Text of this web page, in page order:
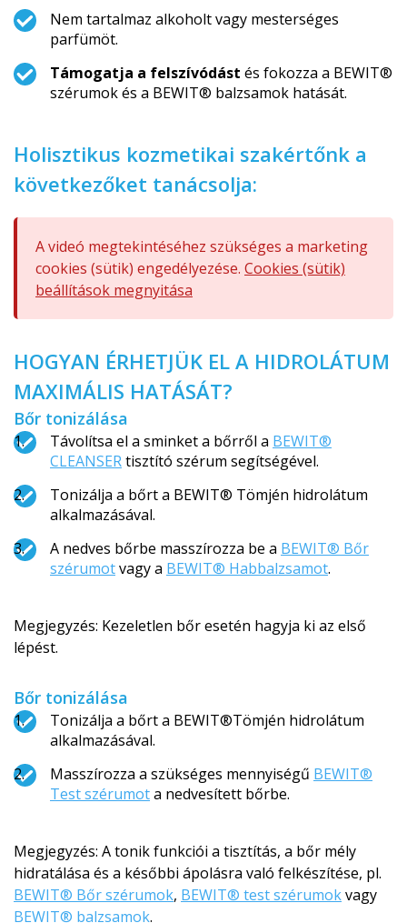
Nem tartalmaz alkoholt vagy mesterséges
parfümöt.
Támogatja a felszívódást és fokozza a BEWIT®
szérumok és a BEWIT® balzsamok hatását.
Holisztikus kozmetikai szakértőnk a
következőket tanácsolja:
A videó megtekintéséhez szükséges a marketing
cookies (sütik) engedélyezése. Cookies (sütik)
beállítások megnyitása
HOGYAN ÉRHETJÜK EL A HIDROLÁTUM
MAXIMÁLIS HATÁSÁT?
Bőr tonizálása
Távolítsa el a sminket a bőrről a BEWIT®
CLEANSERtisztító szérum segítségével.
Tonizálja a bőrt a BEWIT® Tömjén hidrolátum
alkalmazásával.
A nedves bőrbe masszírozza be a BEWIT® Bőr
szérumotvagy a BEWIT® Habbalzsamot.
Megjegyzés: Kezeletlen bőr esetén hagyja ki az első
lépést.
Bőr tonizálása
Tonizálja a bőrt a BEWIT®Tömjén hidrolátum
alkalmazásával.
Masszírozza a szükséges mennyiségű BEWIT®
Test szérumota nedvesített bőrbe.
Megjegyzés: A tonik funkciói a tisztítás, a bőr mély
hidratálása és a későbbi ápolásra való felkészítése, pl.
BEWIT® Bőr szérumok, BEWIT® test szérumokvagy
BEWIT® balzsamok.